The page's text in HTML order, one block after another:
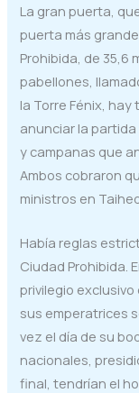
La gran puerta,
puerta más
Prohibida, de 35,6
pabellones,
la Torre Fénix,
anunciar la
y campanas que
Ambos cobraron
ministros en
Había reglas
Ciudad Prohibida.
privilegio
sus emperatrices
vez el día de su
nacionales,
final, tendrían el